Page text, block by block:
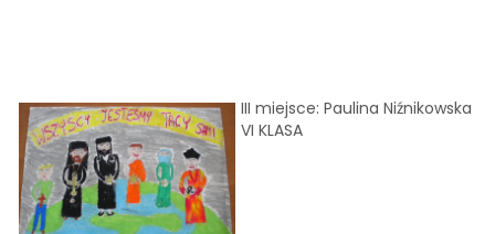
III miejsce: Paulina Niźnikowska
VI KLASA